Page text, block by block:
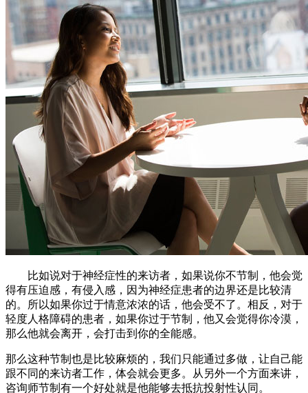
比如说对于神经症性的来访者，如果说你不节制，他会觉
得有压迫感，有侵入感，因为神经症患者的边界还是比较清
的。所以如果你过于情意浓浓的话，他会受不了。相反，对于
轻度人格障碍的患者，如果你过于节制，他又会觉得你冷漠，
那么他就会离开，会打击到你的全能感。
那么这种节制也是比较麻烦的，我们只能通过多做，让自己能
跟不同的来访者工作，体会就会更多。从另外一个方面来讲，
咨询师节制有一个好处就是他能够去抵抗投射性认同。